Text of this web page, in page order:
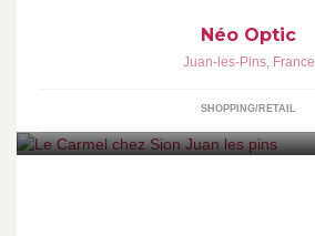
Néo Optic
Juan-les-Pins, France
SHOPPING/RETAIL